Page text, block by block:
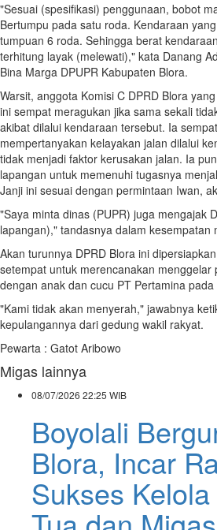
"Sesuai (spesifikasi) penggunaan, bobot
Bertumpu pada satu roda. Kendaraan
tumpuan 6 roda. Sehingga berat
terhitung layak (melewati)," kata Danang
Bina Marga DPUPR Kabupaten Blora.
Warsit, anggota Komisi C DPRD Blora
ini sempat meragukan jika sama sekali
akibat dilalui kendaraan tersebut. Ia
mempertanyakan kelayakan jalan dilalui
tidak menjadi faktor kerusakan jalan. Ia
lapangan untuk memenuhi tugasnya
Janji ini sesuai dengan permintaan Iwan,
"Saya minta dinas (PUPR) juga mengajak
lapangan)," tandasnya dalam kesempatan
Akan turunnya DPRD Blora ini
setempat untuk merencanakan menggelar
dengan anak dan cucu PT Pertamina
"Kami tidak akan menyerah," jawabnya
kepulangannya dari gedung wakil rakyat.
Pewarta : Gatot Aribowo
Migas lainnya
08/07/2026 22:25 WIB
Boyolali
Blora, Incar
Sukses